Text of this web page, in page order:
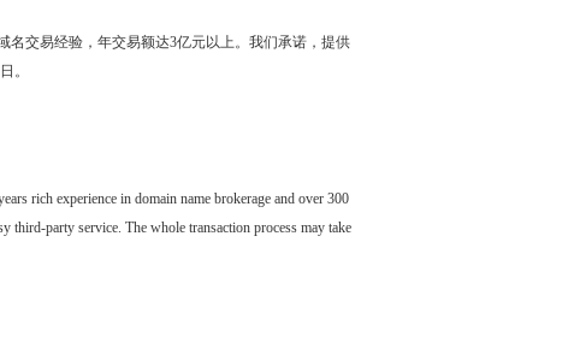
名交易经验，年交易额达3亿元以上。我们承诺，提供
。
rich experience in domain name brokerage and over 300
third-party service. The whole transaction process may take